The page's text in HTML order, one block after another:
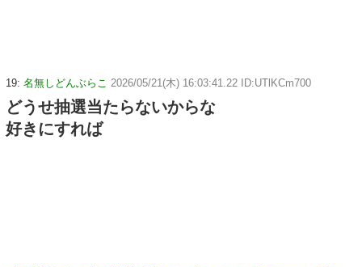
19: 名無しどんぶらこ 2026/05/21(木) 16:03:41.22 ID:UTlKCm700
どうせ抽選当たらないからな
好きにすれば